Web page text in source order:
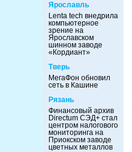
Ярославль
Lenta tech внедрила
компьютерное
зрение на
Ярославском
шинном заводе
«Кордиант»
Тверь
МегаФон обновил
сеть в Кашине
Рязань
Финансовый архив
Directum СЭД+ стал
центром налогового
мониторинга на
Приокском заводе
цветных металлов